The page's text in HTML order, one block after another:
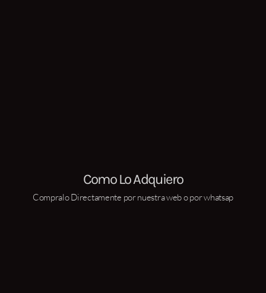
Como Lo Adquiero
Compralo Directamente por nuestra web o por whatsap